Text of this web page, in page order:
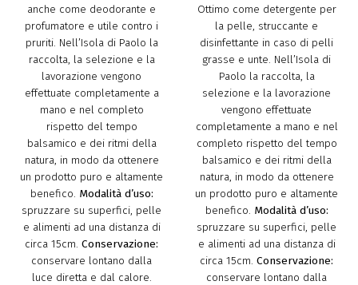
anche come deodorante e
profumatore e utile contro i
pruriti. Nell’Isola di Paolo la
raccolta, la selezione e la
lavorazione vengono
effettuate completamente a
mano e nel completo
rispetto del tempo
balsamico e dei ritmi della
natura, in modo da ottenere
un prodotto puro e altamente
benefico. Modalità d’uso:
spruzzare su superfici, pelle
e alimenti ad una distanza di
circa 15cm. Conservazione:
conservare lontano dalla
luce diretta e dal calore.
Ottimo come detergente per
la pelle, struccante e
disinfettante in caso di pelli
grasse e unte. Nell’Isola di
Paolo la raccolta, la
selezione e la lavorazione
vengono effettuate
completamente a mano e nel
completo rispetto del tempo
balsamico e dei ritmi della
natura, in modo da ottenere
un prodotto puro e altamente
benefico. Modalità d’uso:
spruzzare su superfici, pelle
e alimenti ad una distanza di
circa 15cm. Conservazione:
conservare lontano dalla